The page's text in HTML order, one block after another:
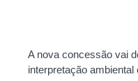
A nova concessão vai
interpretação